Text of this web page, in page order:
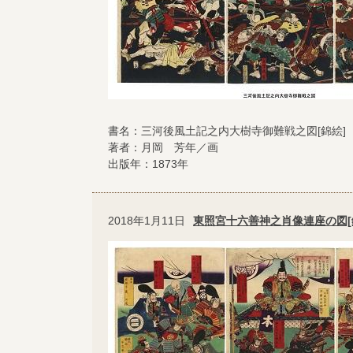
書名：三河後風土記之内大樹寺御難戦之図[錦絵]
著者：月岡 芳年／画
出版年：1873年
2018年1月11日 東照宮十六善神之肖像連座の図